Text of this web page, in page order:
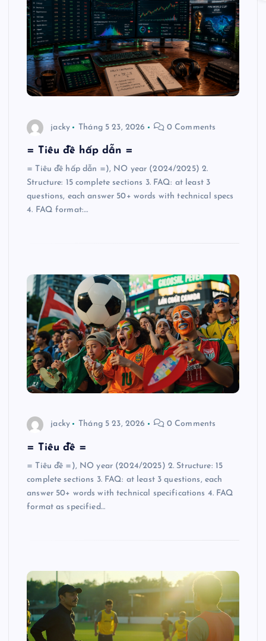
jacky Tháng 5 23, 2026 0 Comments
= Tiêu đề hấp dẫn =
= Tiêu đề hấp dẫn =), NO year (2024/2025) 2.
Structure: 15 complete sections 3. FAQ: at least 3
questions, each answer 50+ words with technical specs
4. FAQ format:…
jacky Tháng 5 23, 2026 0 Comments
= Tiêu đề =
= Tiêu đề =), NO year (2024/2025) 2. Structure: 15
complete sections 3. FAQ: at least 3 questions, each
answer 50+ words with technical specifications 4. FAQ
format as specified…